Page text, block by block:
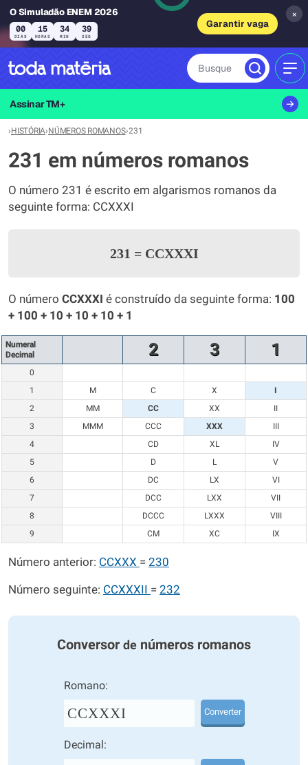
O Simuladão ENEM 2026
00
DIAS
15
HORAS
34
MIN
39
SEG
Garantir vaga
×
Busque
Assinar TM+
›HISTÓRIA›NÚMEROS ROMANOS›231
231 em números romanos
O número 231 é escrito em algarismos romanos da
seguinte forma: CCXXXI
231 =CCXXXI
O número CCXXXI é construído da seguinte forma: 100
+ 100 + 10 + 10 + 10 + 1
Numeral
Decimal
2 3 1
0
1
M C X
I
2
MM CC XX
II
3
MMM CCC XXX
III
4
CD XL
IV
5
D L
V
6
DC LX
VI
7
DCC LXX
VII
8
DCCC LXXX
VIII
9
CM XC IX
Número anterior: CCXXX = 230
Número seguinte: CCXXXII = 232
Conversor de números romanos
Romano:
CCXXXI Converter
Decimal: